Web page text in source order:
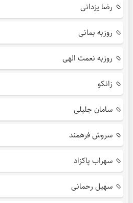
رضا یزدانی
روزبه بمانی
روزبه نعمت الهی
زانکو
سامان جلیلی
سروش فرهمند
سهراب پاکزاد
سهیل رحمانی